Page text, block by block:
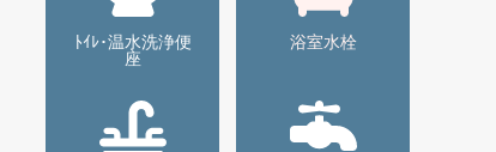
ﾄｲﾚ･温水洗浄便
座
浴室水栓